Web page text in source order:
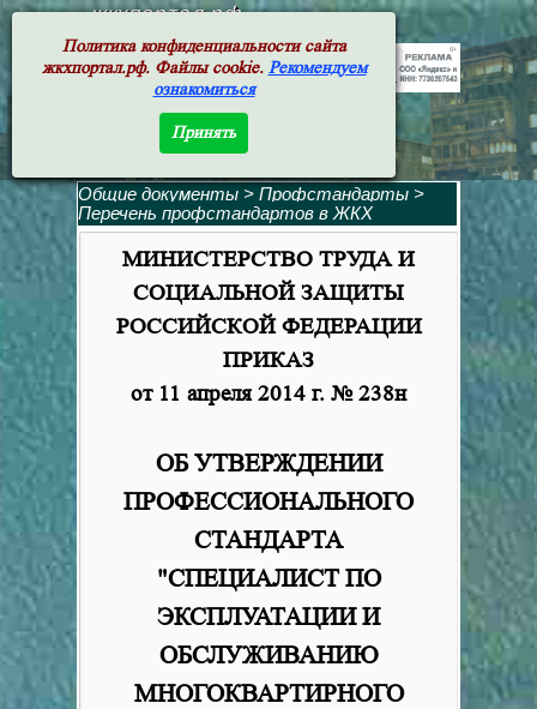
жкхпортал.рф
Общие документы > Профстандарты >
Перечень профстандартов в ЖКХ
МИНИСТЕРСТВО ТРУДА И
СОЦИАЛЬНОЙ ЗАЩИТЫ
РОССИЙСКОЙ ФЕДЕРАЦИИ
ПРИКАЗ
от 11 апреля 2014 г. № 238н
ОБ УТВЕРЖДЕНИИ
ПРОФЕССИОНАЛЬНОГО
СТАНДАРТА
"СПЕЦИАЛИСТ ПО
ЭКСПЛУАТАЦИИ И
ОБСЛУЖИВАНИЮ
МНОГОКВАРТИРНОГО
Политика конфиденциальности сайта
жкхпортал.рф. Файлы cookie. Рекомендуем
ознакомиться
Принять